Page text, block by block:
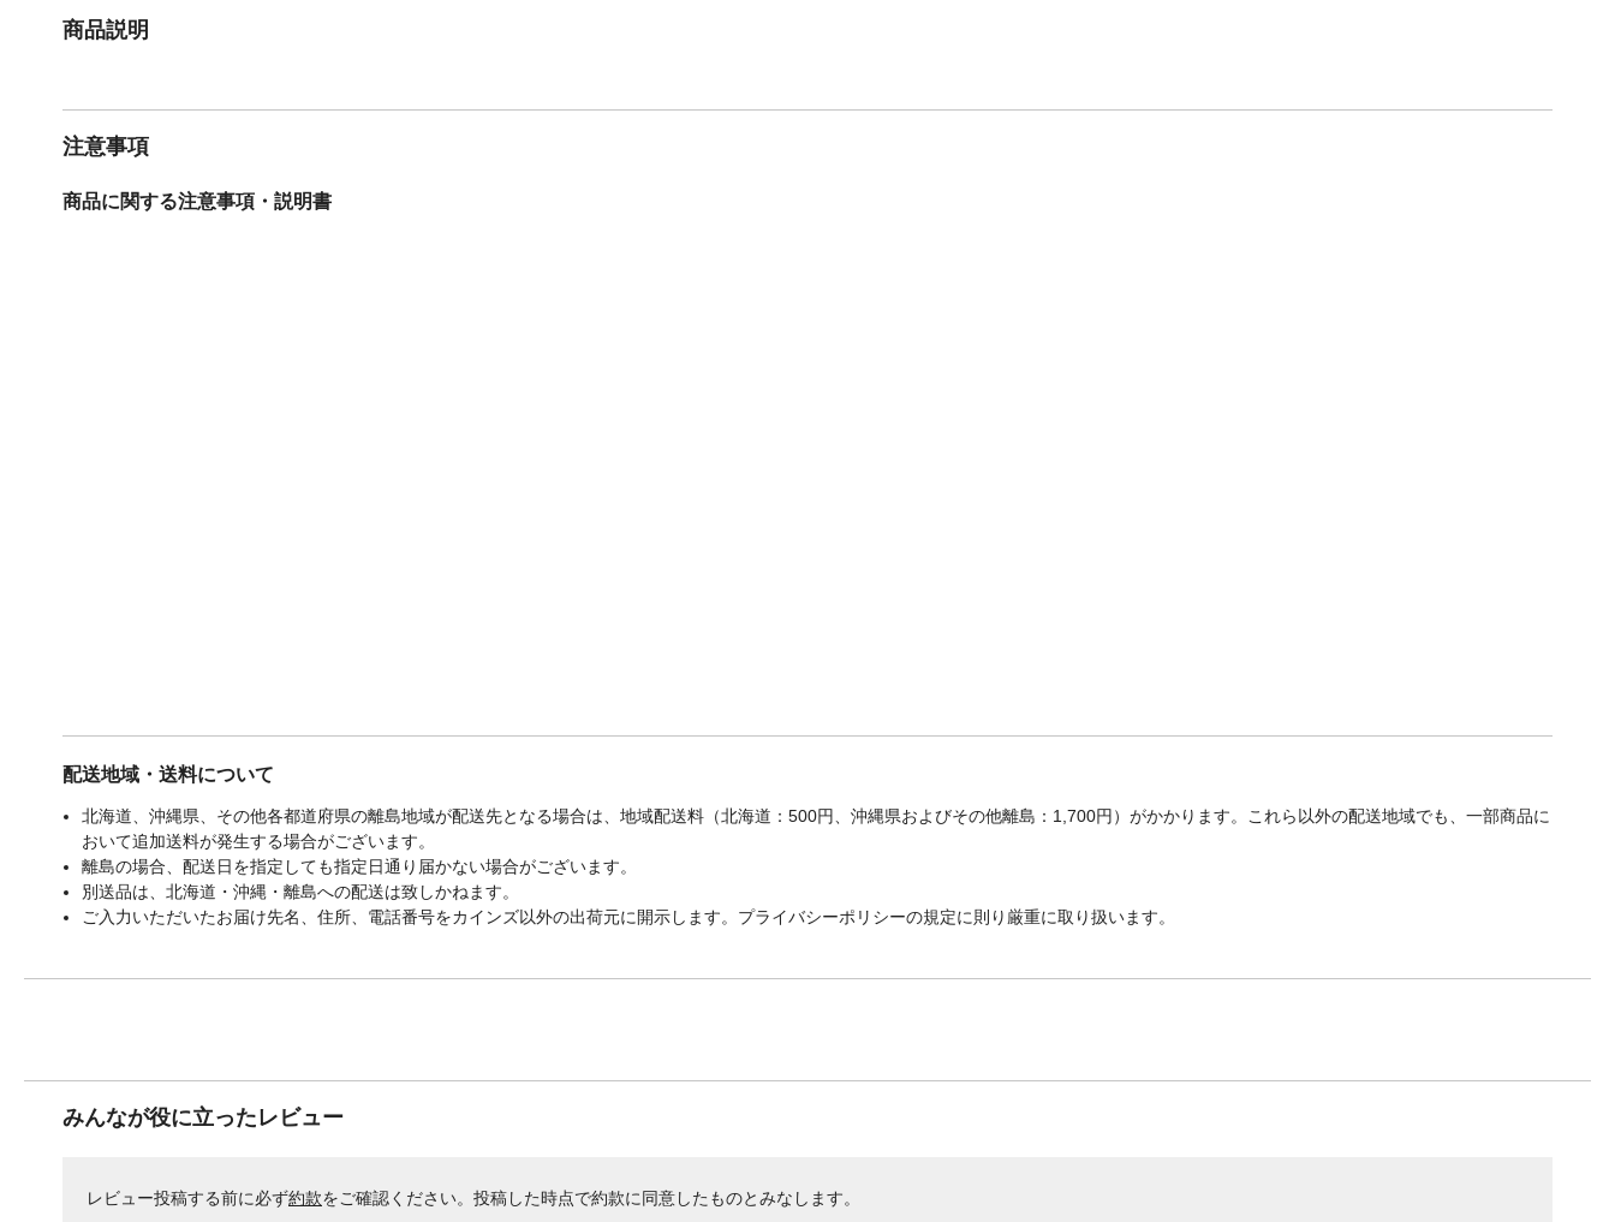
商品説明
注意事項
商品に関する注意事項・説明書
配送地域・送料について
北海道、沖縄県、その他各都道府県の離島地域が配送先となる場合は、地域配送料（北海道：500円、沖縄県およびその他離島：1,700円）がかかります。これら以外の配送地域でも、一部商品に
おいて追加送料が発生する場合がございます。
離島の場合、配送日を指定しても指定日通り届かない場合がございます。
別送品は、北海道・沖縄・離島への配送は致しかねます。
ご入力いただいたお届け先名、住所、電話番号をカインズ以外の出荷元に開示します。プライバシーポリシーの規定に則り厳重に取り扱います。
みんなが役に立ったレビュー
レビュー投稿する前に必ず約款をご確認ください。投稿した時点で約款に同意したものとみなします。